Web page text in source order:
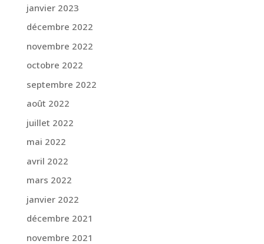
janvier 2023
décembre 2022
novembre 2022
octobre 2022
septembre 2022
août 2022
juillet 2022
mai 2022
avril 2022
mars 2022
janvier 2022
décembre 2021
novembre 2021